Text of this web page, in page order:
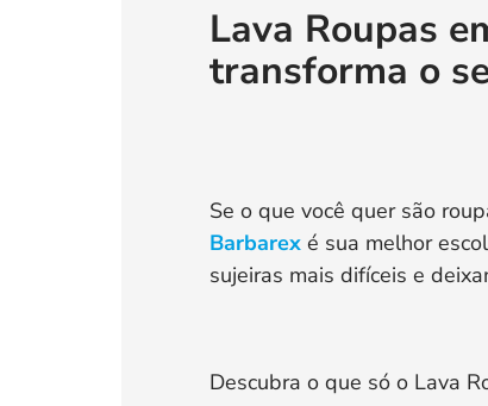
Lava Roupas
transforma o
Se o que você quer são
Barbarex é sua melhor
sujeiras mais difíceis e
Descubra o que só o Lava